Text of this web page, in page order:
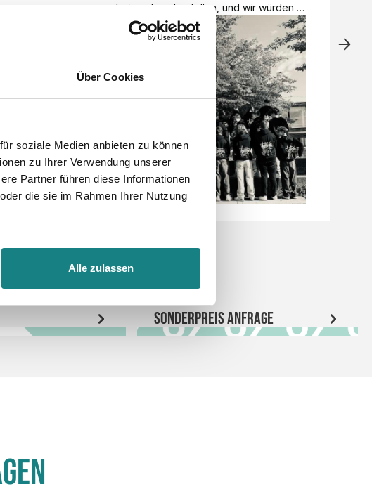
Über Cookies
soziale Medien anbieten zu können
zu Ihrer Verwendung unserer
Partner führen diese Informationen
die sie im Rahmen Ihrer Nutzung
Alle zulassen
bei euch zu bestellen, und wir würden
es auch sofort nochmal tun!
Vielen Dank für alles 😊
Sonderpreis Anfrage